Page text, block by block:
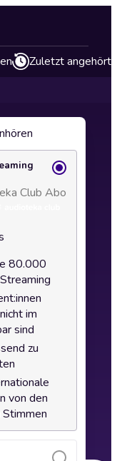
Zuletzt angehört
Club Abo
80.000
im
sind
zu
von den